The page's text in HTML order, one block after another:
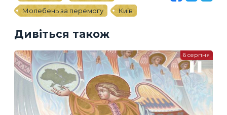
Молебень за перемогу
Київ
Дивіться також
6 серпня